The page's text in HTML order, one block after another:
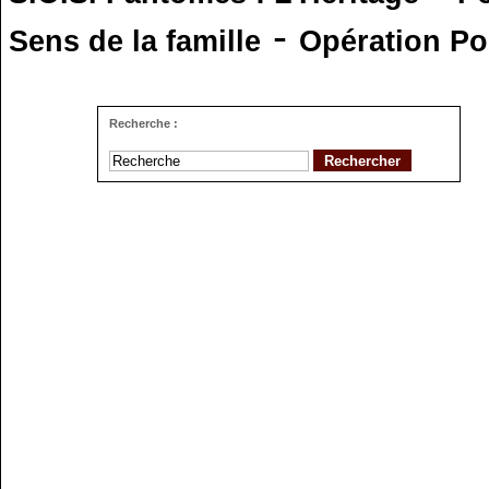
Sens de la famille - Opération
Recherche :